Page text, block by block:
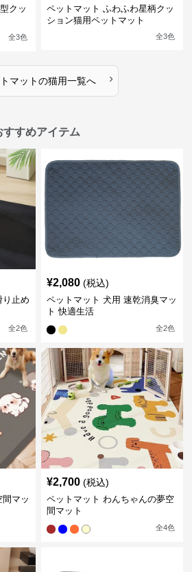
クッ
全3色
ペットマット ふわふわ星柄クッ
ション猫用ペットマット
全3色
マットの猫用一覧へ ›
すめアイテム
り止め
全2色
¥2,080 (税込)
ペットマット 犬用 速乾消臭マッ
ト 快適生活
全2色
マッ
¥2,700 (税込)
ペットマット わんちゃんの夢空
間マット
全4色